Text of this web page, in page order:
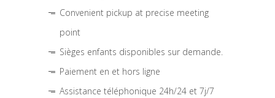
Convenient pickup at precise meeting
point
Sièges enfants disponibles sur demande.
Paiement en et hors ligne
Assistance téléphonique 24h/24 et 7j/7